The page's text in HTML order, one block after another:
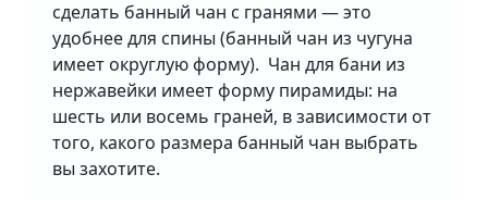
сделать банный чан с гранями — это
удобнее для спины (банный чан из чугуна
имеет округлую форму). Чан для бани из
нержавейки имеет форму пирамиды: на
шесть или восемь граней, в зависимости от
того, какого размера банный чан выбрать
вы захотите.